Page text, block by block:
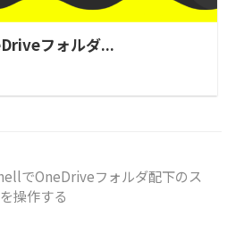
フォルダ...
でOneDriveフォルダ配下のス
操作する